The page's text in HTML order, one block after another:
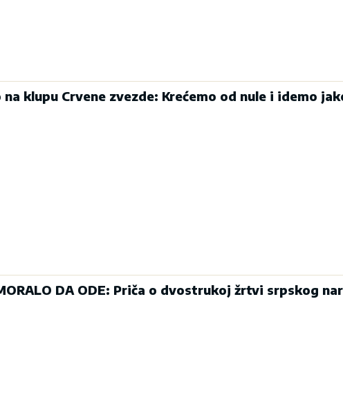
klupu Crvene zvezde: Krećemo od nule i idemo
MORALO DA ODE: Priča o dvostrukoj žrtvi srpskog